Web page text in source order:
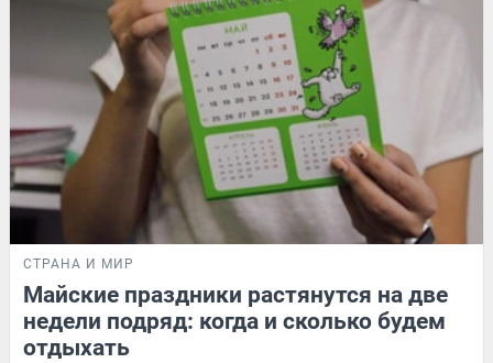
СТРАНА И МИР
Майские праздники растянутся на две
недели подряд: когда и сколько будем
отдыхать